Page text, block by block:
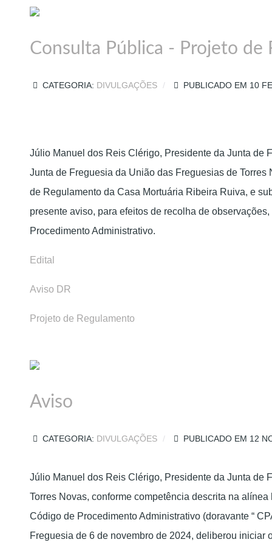
Consulta Pública - Projeto de
CATEGORIA: DIVULGAÇÕES PUBLICADO EM 10
Júlio Manuel dos Reis Clérigo, Presidente da Junta de
Junta de Freguesia da União das Freguesias de
de Regulamento da Casa Mortuária Ribeira Ruiva, e
presente aviso, para efeitos de recolha de
Procedimento Administrativo.
Edital
Aviso DR
Projeto de Regulamento
Aviso
CATEGORIA: DIVULGAÇÕES PUBLICADO EM 12
Júlio Manuel dos Reis Clérigo, Presidente da Junta de
Torres Novas, conforme competência descrita na
Código de Procedimento Administrativo (doravante “
Freguesia de 6 de novembro de 2024, deliberou